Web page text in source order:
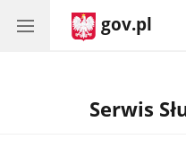
gov.pl
Serwis